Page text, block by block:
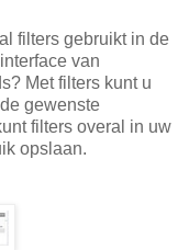
filters gebruikt in de
van
Met filters kunt u
gewenste
filters overal in uw
opslaan.